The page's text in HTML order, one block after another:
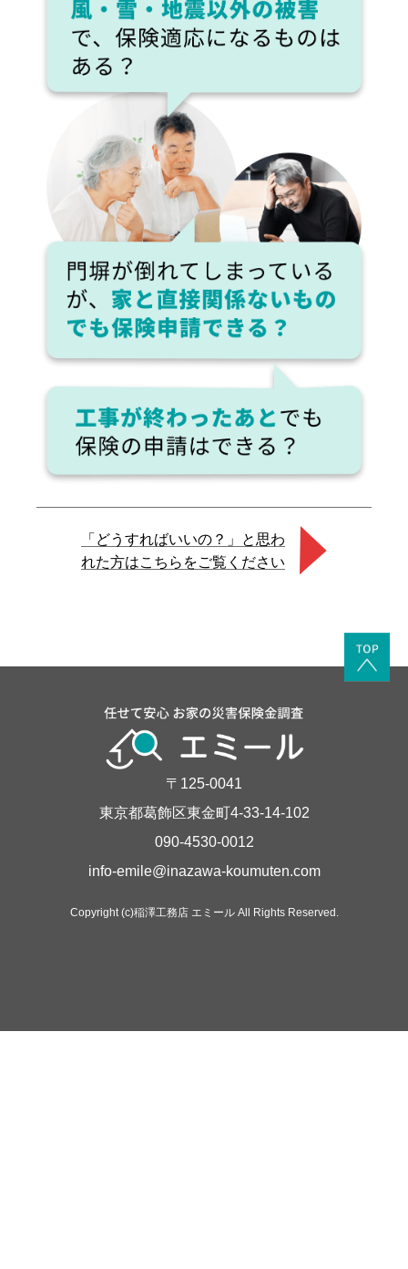
「どうすればいいの？」と思わ
れた方はこちらをご覧ください
〒125-0041
東京都葛飾区東金町4-33-14-102
090-4530-0012
info-emile@inazawa-koumuten.com
Copyright (c)稲澤工務店 エミール All Rights Reserved.